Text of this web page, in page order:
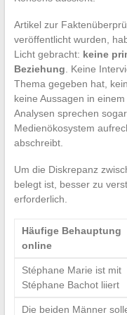
Artikel zur
veröffentlicht wurden,
Licht gebracht: keine
Beziehung . Keine
Thema gegeben hat,
keine Aussagen in
Analysen sprechen
Medienökosystem
abschreibt.
Um die Diskrepanz
belegt ist, besser zu
erforderlich.
Häufige Behauptung
online
Stéphane Marie ist mit
Stéphane Bachot liiert
Die beiden Männer